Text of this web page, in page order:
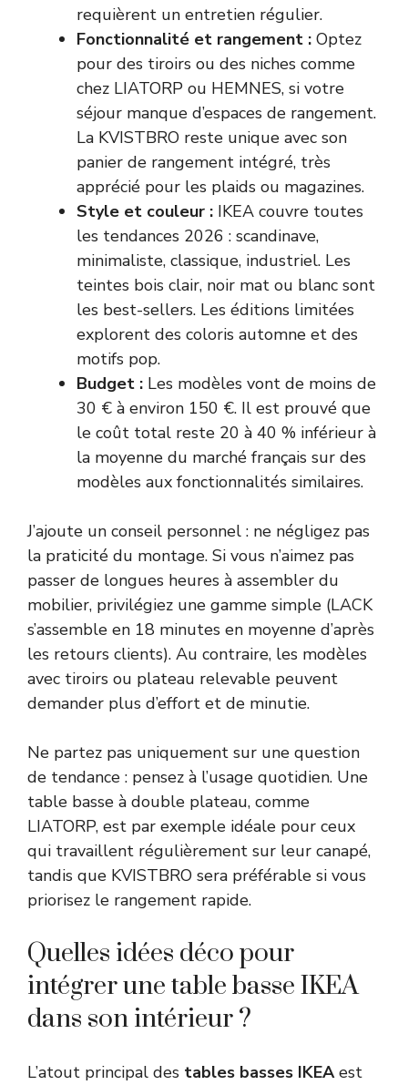
requièrent un entretien régulier.
Fonctionnalité et rangement : Optez
pour des tiroirs ou des niches comme
chez LIATORP ou HEMNES, si votre
séjour manque d’espaces de rangement.
La KVISTBRO reste unique avec son
panier de rangement intégré, très
apprécié pour les plaids ou magazines.
Style et couleur : IKEA couvre toutes
les tendances 2026 : scandinave,
minimaliste, classique, industriel. Les
teintes bois clair, noir mat ou blanc sont
les best-sellers. Les éditions limitées
explorent des coloris automne et des
motifs pop.
Budget : Les modèles vont de moins de
30 € à environ 150 €. Il est prouvé que
le coût total reste 20 à 40 % inférieur à
la moyenne du marché français sur des
modèles aux fonctionnalités similaires.
J’ajoute un conseil personnel : ne négligez pas
la praticité du montage. Si vous n’aimez pas
passer de longues heures à assembler du
mobilier, privilégiez une gamme simple (LACK
s’assemble en 18 minutes en moyenne d’après
les retours clients). Au contraire, les modèles
avec tiroirs ou plateau relevable peuvent
demander plus d’effort et de minutie.
Ne partez pas uniquement sur une question
de tendance : pensez à l’usage quotidien. Une
table basse à double plateau, comme
LIATORP, est par exemple idéale pour ceux
qui travaillent régulièrement sur leur canapé,
tandis que KVISTBRO sera préférable si vous
priorisez le rangement rapide.
Quelles idées déco pour
intégrer une table basse IKEA
dans son intérieur ?
L’atout principal des tables basses IKEAest